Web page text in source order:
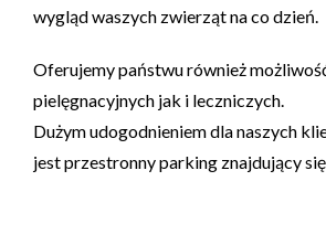
wygląd waszych zwierząt na co dzień.
Oferujemy państwu również
pielęgnacyjnych jak i leczniczych.
Dużym udogodnieniem dla naszych
jest przestronny parking znajdujący